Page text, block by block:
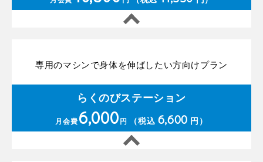
専用のマシンで身体を伸ばしたい方向けプラン
らくのびステーション
月会費6,000円 （税込 6,600 円）